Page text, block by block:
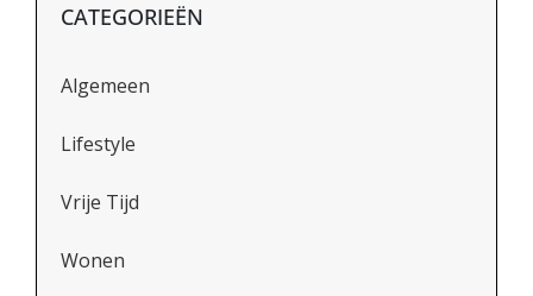
CATEGORIEËN
Algemeen
Lifestyle
Vrije Tijd
Wonen